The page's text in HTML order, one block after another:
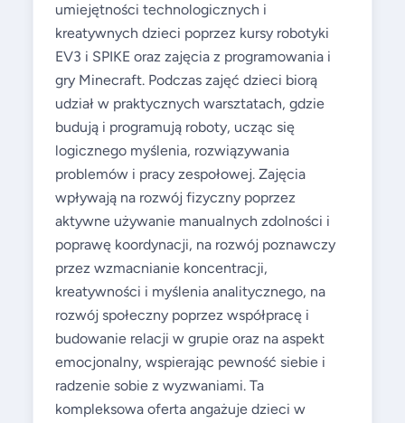
umiejętności technologicznych i
kreatywnych dzieci poprzez kursy robotyki
EV3 i SPIKE oraz zajęcia z programowania i
gry Minecraft. Podczas zajęć dzieci biorą
udział w praktycznych warsztatach, gdzie
budują i programują roboty, ucząc się
logicznego myślenia, rozwiązywania
problemów i pracy zespołowej. Zajęcia
wpływają na rozwój fizyczny poprzez
aktywne używanie manualnych zdolności i
poprawę koordynacji, na rozwój poznawczy
przez wzmacnianie koncentracji,
kreatywności i myślenia analitycznego, na
rozwój społeczny poprzez współpracę i
budowanie relacji w grupie oraz na aspekt
emocjonalny, wspierając pewność siebie i
radzenie sobie z wyzwaniami. Ta
kompleksowa oferta angażuje dzieci w